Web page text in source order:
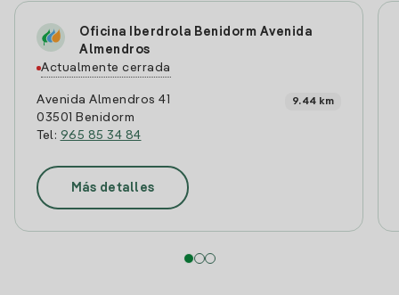
Oficina Iberdrola Benidorm Avenida
Almendros
Actualmente cerrada
Avenida Almendros 41
03501 Benidorm
Tel: 965 85 34 84
9.44 km
Más detalles